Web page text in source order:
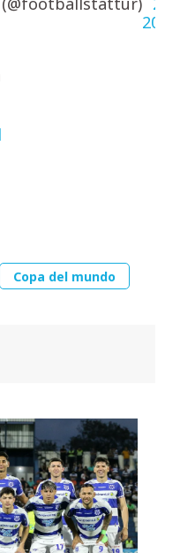
2026
Copa del mundo